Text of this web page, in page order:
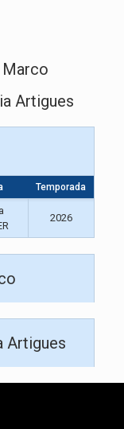
Artigues
Temporada
2026
Artigues